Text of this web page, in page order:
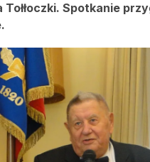
Tołłoczki. Spotkanie